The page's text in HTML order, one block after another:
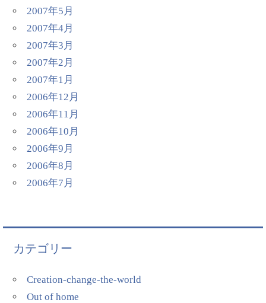
2007年5月
2007年4月
2007年3月
2007年2月
2007年1月
2006年12月
2006年11月
2006年10月
2006年9月
2006年8月
2006年7月
カテゴリー
Creation-change-the-world
Out of home